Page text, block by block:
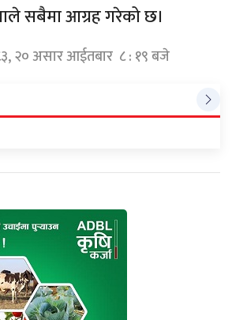
सबैमा आग्रह गरेको छ।
२० असार आईतबार ८ : १९ बजे